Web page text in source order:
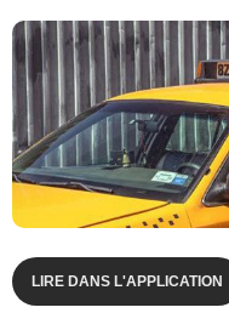
LIRE DANS L'APPLICATION